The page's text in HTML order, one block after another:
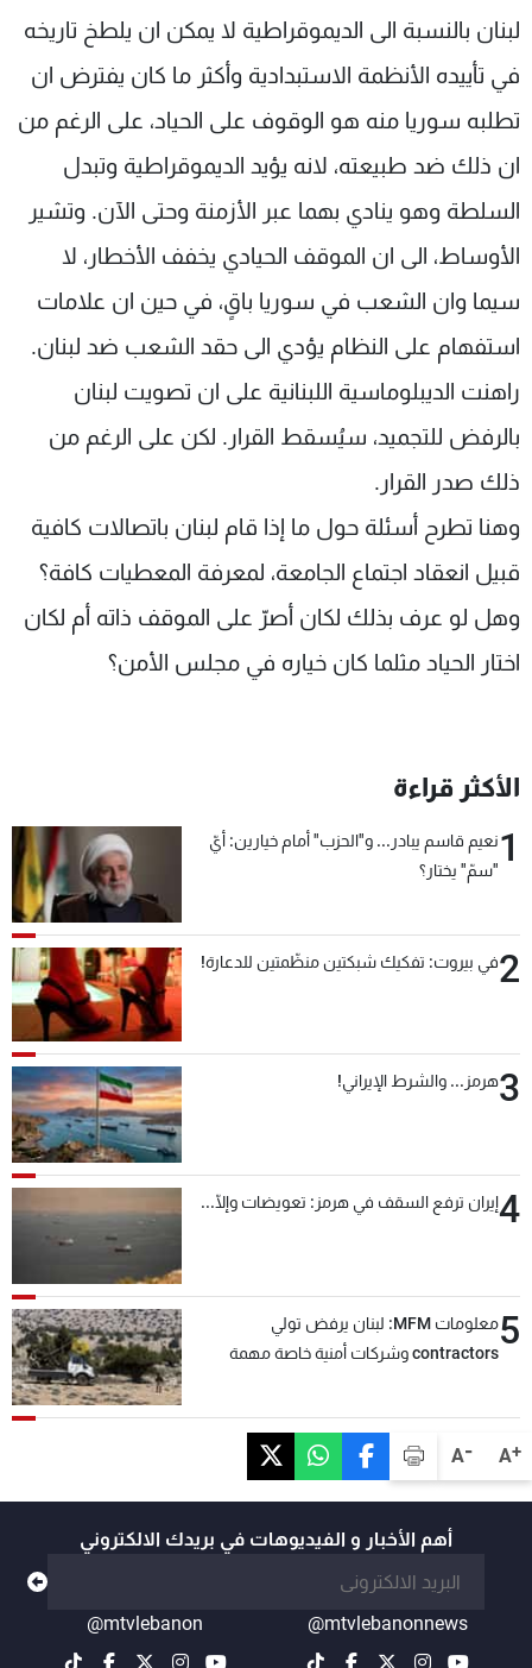
A+
A-
لبنان بالنسبة الى الديموقراطية لا يمكن ان يلطخ تاريخه
في تأييده الأنظمة الاستبدادية وأكثر ما كان يفترض ان
تطلبه سوريا منه هو الوقوف على الحياد، على الرغم من
ان ذلك ضد طبيعته، لانه يؤيد الديموقراطية وتبدل
السلطة وهو ينادي بهما عبر الأزمنة وحتى الآن. وتشير
الأوساط، الى ان الموقف الحيادي يخفف الأخطار، لا
سيما وان الشعب في سوريا باقٍ، في حين ان علامات
استفهام على النظام يؤدي الى حقد الشعب ضد لبنان.
راهنت الديبلوماسية اللبنانية على ان تصويت لبنان
بالرفض للتجميد، سيُسقط القرار. لكن على الرغم من
ذلك صدر القرار.
وهنا تطرح أسئلة حول ما إذا قام لبنان باتصالات كافية
قبيل انعقاد اجتماع الجامعة، لمعرفة المعطيات كافة؟
وهل لو عرف بذلك لكان أصرّ على الموقف ذاته أم لكان
اختار الحياد مثلما كان خياره في مجلس الأمن؟
الأكثر قراءة
1نعيم قاسم يبادر... و"الحزب" أمام خيارين: أيّ
"سمّ" يختار؟
2في بيروت: تفكيك شبكتين منظّمتين للدعارة!
3هرمز... والشرط الإيراني!
4إيران ترفع السقف في هرمز: تعويضات وإلّا...
5
معلومات MFM: لبنان يرفض تولي
contractors وشركات أمنية خاصة مهمة
أهم الأخبار و الفيديوهات في بريدك الالكتروني
@mtvlebanonnews
@mtvlebanon